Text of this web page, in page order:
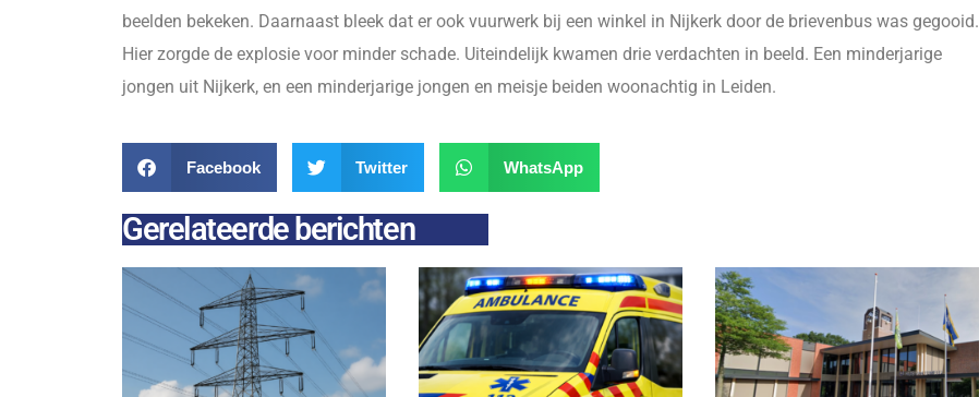
beelden bekeken. Daarnaast bleek dat er ook vuurwerk bij een winkel in Nijkerk door de brievenbus was gegooid.
Hier zorgde de explosie voor minder schade. Uiteindelijk kwamen drie verdachten in beeld. Een minderjarige
jongen uit Nijkerk, en een minderjarige jongen en meisje beiden woonachtig in Leiden.
Facebook Twitter WhatsApp
Gerelateerde berichten